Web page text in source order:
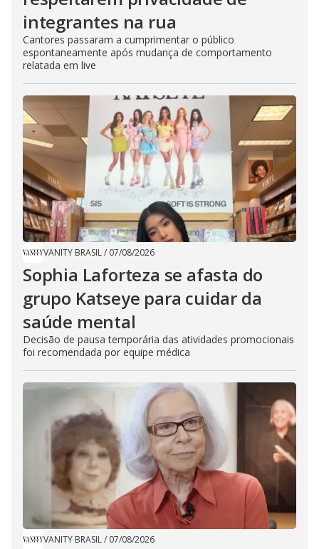
integrantes na rua
Cantores passaram a cumprimentar o público
espontaneamente após mudança de comportamento
relatada em live
VANITY BRASIL/ 07/08/2026
Sophia Laforteza se afasta do
grupo Katseye para cuidar da
saúde mental
Decisão de pausa temporária das atividades promocionais
foi recomendada por equipe médica
VANITY BRASIL/ 07/08/2026